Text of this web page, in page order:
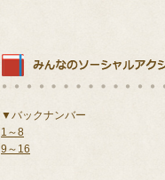
▼バックナンバー
1～8
9～16